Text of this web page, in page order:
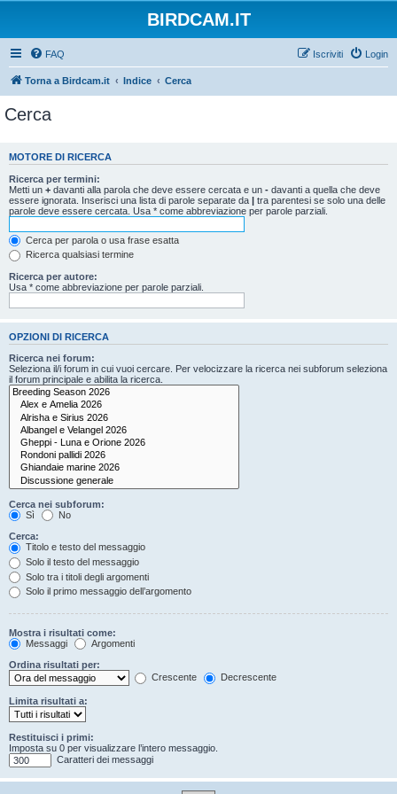
BIRDCAM.IT
FAQ Login
Iscriviti
Torna a Birdcam.it Indice Cerca
Cerca
MOTORE DI RICERCA
Ricerca per termini:
Metti un + davanti alla parola che deve essere cercata e un - davanti a quella che deve
essere ignorata. Inserisci una lista di parole separate da | tra parentesi se solo una delle
parole deve essere cercata. Usa * come abbreviazione per parole parziali.
Cerca per parola o usa frase esatta
Ricerca qualsiasi termine
Ricerca per autore:
Usa * come abbreviazione per parole parziali.
OPZIONI DI RICERCA
Ricerca nei forum:
Seleziona il/i forum in cui vuoi cercare. Per velocizzare la ricerca nei subforum seleziona
il forum principale e abilita la ricerca.
Cerca nei subforum:
Sì
No
Cerca:
Titolo e testo del messaggio
Solo il testo del messaggio
Solo tra i titoli degli argomenti
Solo il primo messaggio dell’argomento
Mostra i risultati come:
Messaggi
Argomenti
Ordina risultati per:
Crescente
Decrescente
Limita risultati a:
Restituisci i primi:
Imposta su 0 per visualizzare l’intero messaggio.
Caratteri dei messaggi